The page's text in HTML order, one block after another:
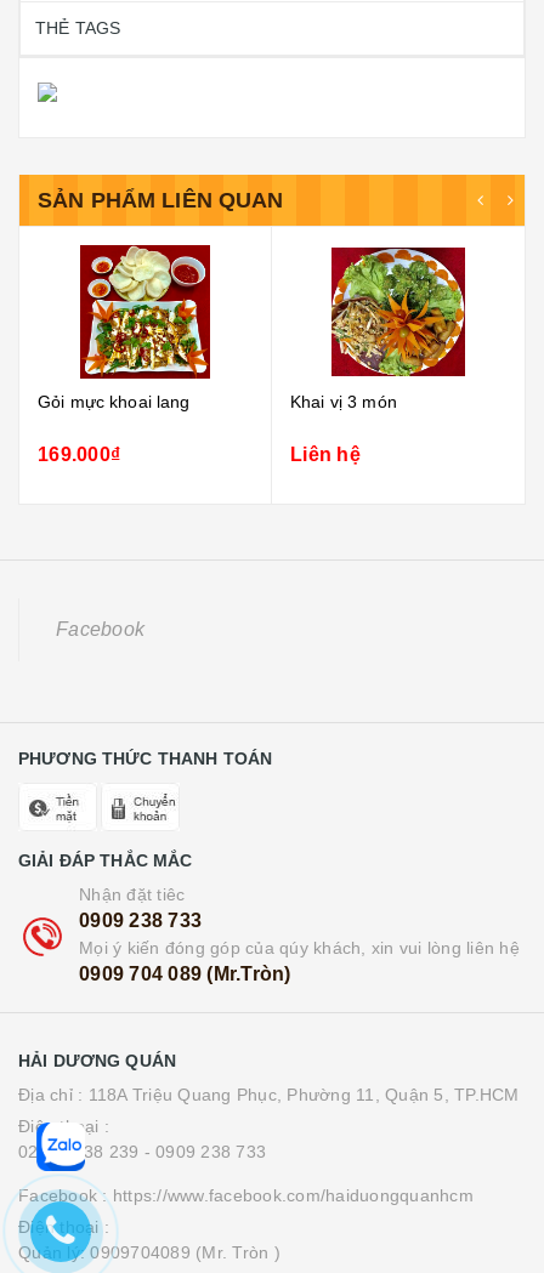
THẺ TAGS
SẢN PHẨM LIÊN QUAN
Gỏi mực khoai lang
169.000₫
Khai vị 3 món
Liên hệ
Facebook
PHƯƠNG THỨC THANH TOÁN
GIẢI ĐÁP THẮC MẮC
Nhận đặt tiêc
0909 238 733
Mọi ý kiến đóng góp của qúy khách, xin vui lòng liên hệ
0909 704 089 (Mr.Tròn)
HẢI DƯƠNG QUÁN
Địa chỉ : 118A Triệu Quang Phục, Phường 11, Quận 5, TP.HCM
Điện thoại :
0283 8538 239 - 0909 238 733
Facebook : https://www.facebook.com/haiduongquanhcm
Điện thoại :
Quản lý: 0909704089 (Mr. Tròn )